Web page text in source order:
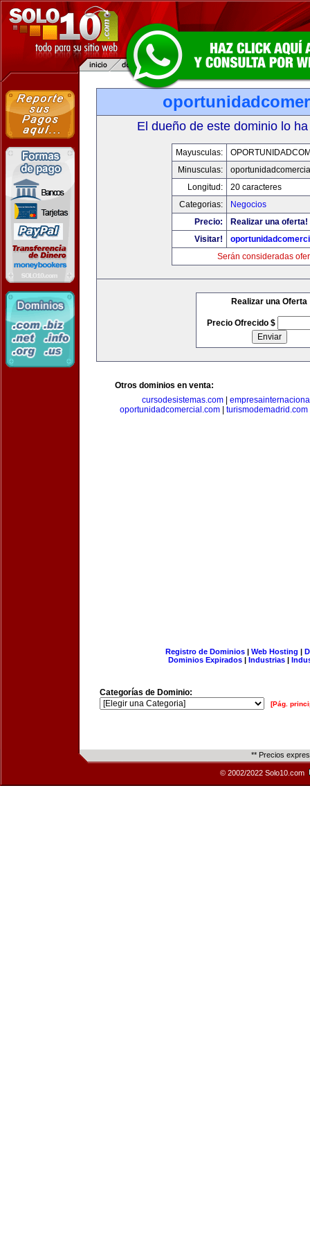
El dueño de este dominio lo
Mayusculas:
Minusculas:
Longitud:
20 caracteres
Categorias:
Negocios
Precio:
Realizar una oferta!
Visitar!
Serán consideradas
Realizar una Oferta
Precio Ofrecido $
Otros dominios en venta:
cursodesistemas.com
oportunidadcomercial.com
turismodemadrid.com
Registro de Dominios| Web Hosting |
Dominios Expirados | Industrias |
Categorías de Dominio:
[Pág.
** Precios
© 2002/2022 Solo10.com